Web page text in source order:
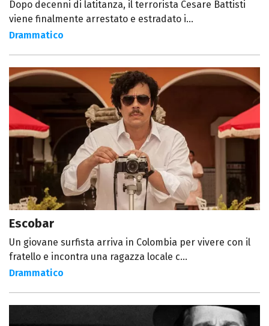
Dopo decenni di latitanza, il terrorista Cesare Battisti
viene finalmente arrestato e estradato i...
Drammatico
Escobar
Un giovane surfista arriva in Colombia per vivere con il
fratello e incontra una ragazza locale c...
Drammatico